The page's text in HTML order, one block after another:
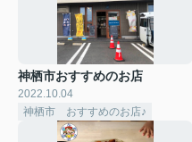
神栖市おすすめのお店
2022.10.04
神栖市 おすすめのお店♪